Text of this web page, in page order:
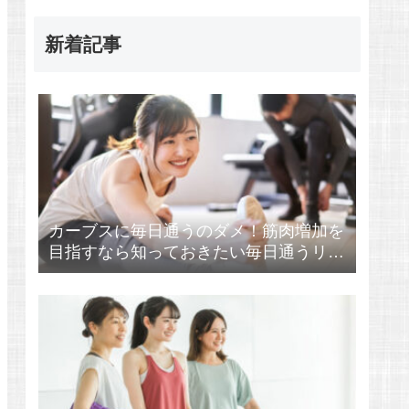
新着記事
カーブスに毎日通うのダメ！筋肉増加を
目指すなら知っておきたい毎日通うリス
ク